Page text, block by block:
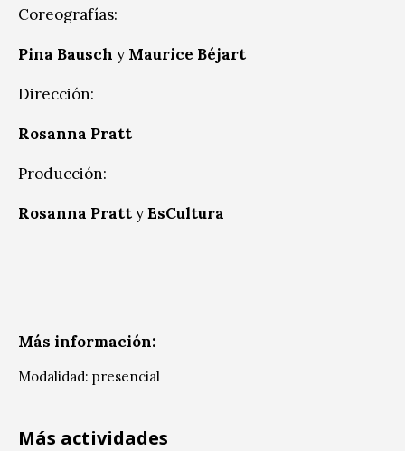
Coreografías:
Pina Bausch y Maurice Béjart
Dirección:
Rosanna Pratt
Producción:
Rosanna PrattyEsCultura
Más información:
Modalidad: presencial
Más actividades